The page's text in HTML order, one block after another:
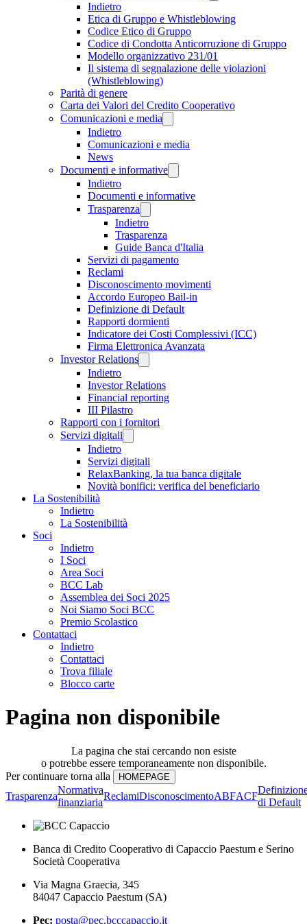
Indietro
Etica di Gruppo e Whistleblowing
Codice Etico di Gruppo
Codice di Condotta Anticorruzione di Gruppo
Modello organizzativo 231/01
Il sistema di segnalazione delle violazioni
(Whistleblowing)
Parità di genere
Carta dei Valori del Credito Cooperativo
Comunicazioni e media
Indietro
Comunicazioni e media
News
Documenti e informative
Indietro
Documenti e informative
Trasparenza
Indietro
Trasparenza
Guide Banca d'Italia
Servizi di pagamento
Reclami
Disconoscimento movimenti
Accordo Europeo Bail-in
Definizione di Default
Rapporti dormienti
Indicatore dei Costi Complessivi (ICC)
Firma Elettronica Avanzata
Investor Relations
Indietro
Investor Relations
Financial reporting
III Pilastro
Rapporti con i fornitori
Servizi digitali
Indietro
Servizi digitali
RelaxBanking, la tua banca digitale
Novità bonifici: verifica del beneficiario
La Sostenibilità
Indietro
La Sostenibilità
Soci
Indietro
I Soci
Area Soci
BCC Lab
Assemblea dei Soci 2025
Noi Siamo Soci BCC
Premio Scolastico
Contattaci
Indietro
Contattaci
Trova filiale
Blocco carte
Pagina non disponibile
La pagina che stai cercando non esiste
o potrebbe essere temporaneamente non disponibile.
Per continuare torna alla
Trasparenza
Normativa
finanziaria
ReclamiDisconoscimentoABFACF
di Default
Banca di Credito Cooperativo di Capaccio Paestum e Serino
Società Cooperativa
Via Magna Graecia, 345
84047 Capaccio Paestum (SA)
Pec: posta@pec.bcccapaccio.it